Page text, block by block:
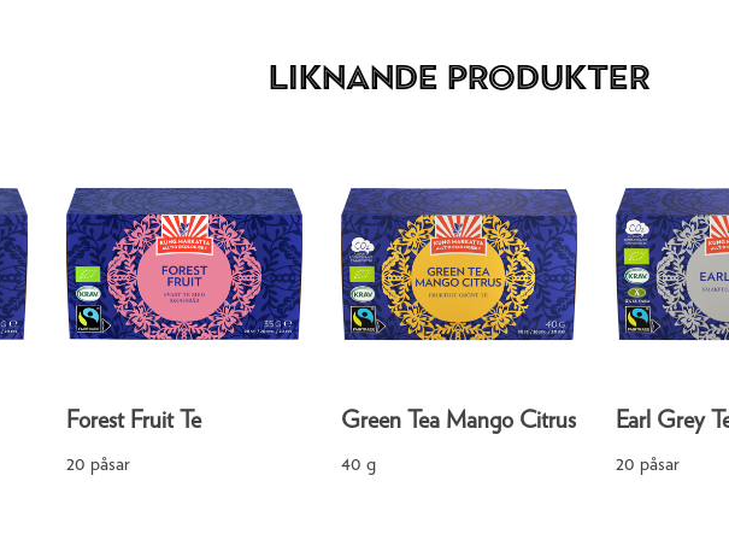
Liknande produkter
Forest Fruit Te
20 påsar
Green Tea Mango Citrus
40 g
Earl Grey
20 påsar